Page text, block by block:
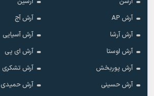
آرش AP
آرش آج
آرش آرشا
آرش آسیایی
آرش اوستا
آرش ای پی
آرش پوربخش
آرش تشکری
آرش حسینی
آرش حمیدی